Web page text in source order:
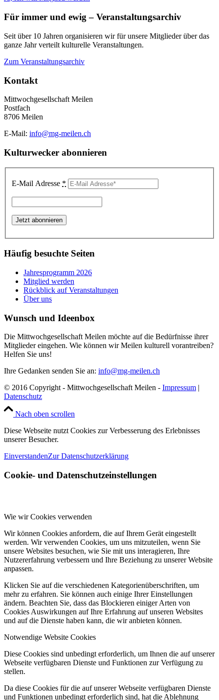
Für immer und ewig – Veranstaltungsarchiv
Seit über 10 Jahren organisieren wir für unsere Mitglieder über das
ganze Jahr verteilt kulturelle Veranstaltungen.
Zum Veranstaltungsarchiv
Kontakt
Mittwochgesellschaft Meilen
Postfach
8706 Meilen
E-Mail: info@mg-meilen.ch
Kulturwecker abonnieren
E-Mail Adresse *
Häufig besuchte Seiten
Jahresprogramm 2026
Mitglied werden
Rückblick auf Veranstaltungen
Über uns
Wunsch und Ideenbox
Die Mittwochgesellschaft Meilen möchte auf die Bedürfnisse ihrer
Mitglieder eingehen. Wie können wir Meilen kulturell vorantreiben?
Helfen Sie uns!
Ihre Gedanken senden Sie an: info@mg-meilen.ch
© 2016 Copyright - Mittwochgesellschaft Meilen - Impressum |
Datenschutz
Nach oben scrollen
Diese Webseite nutzt Cookies zur Verbesserung des Erlebnisses
unserer Besucher.
EinverstandenZur Datenschutzerklärung
Cookie- und Datenschutzeinstellungen
Wie wir Cookies verwenden
Wir können Cookies anfordern, die auf Ihrem Gerät eingestellt
werden. Wir verwenden Cookies, um uns mitzuteilen, wenn Sie
unsere Websites besuchen, wie Sie mit uns interagieren, Ihre
Nutzererfahrung verbessern und Ihre Beziehung zu unserer Website
anpassen.
Klicken Sie auf die verschiedenen Kategorienüberschriften, um
mehr zu erfahren. Sie können auch einige Ihrer Einstellungen
ändern. Beachten Sie, dass das Blockieren einiger Arten von
Cookies Auswirkungen auf Ihre Erfahrung auf unseren Websites
und auf die Dienste haben kann, die wir anbieten können.
Notwendige Website Cookies
Diese Cookies sind unbedingt erforderlich, um Ihnen die auf unserer
Webseite verfügbaren Dienste und Funktionen zur Verfügung zu
stellen.
Da diese Cookies für die auf unserer Webseite verfügbaren Dienste
und Funktionen unbedingt erforderlich sind, hat die Ablehnung